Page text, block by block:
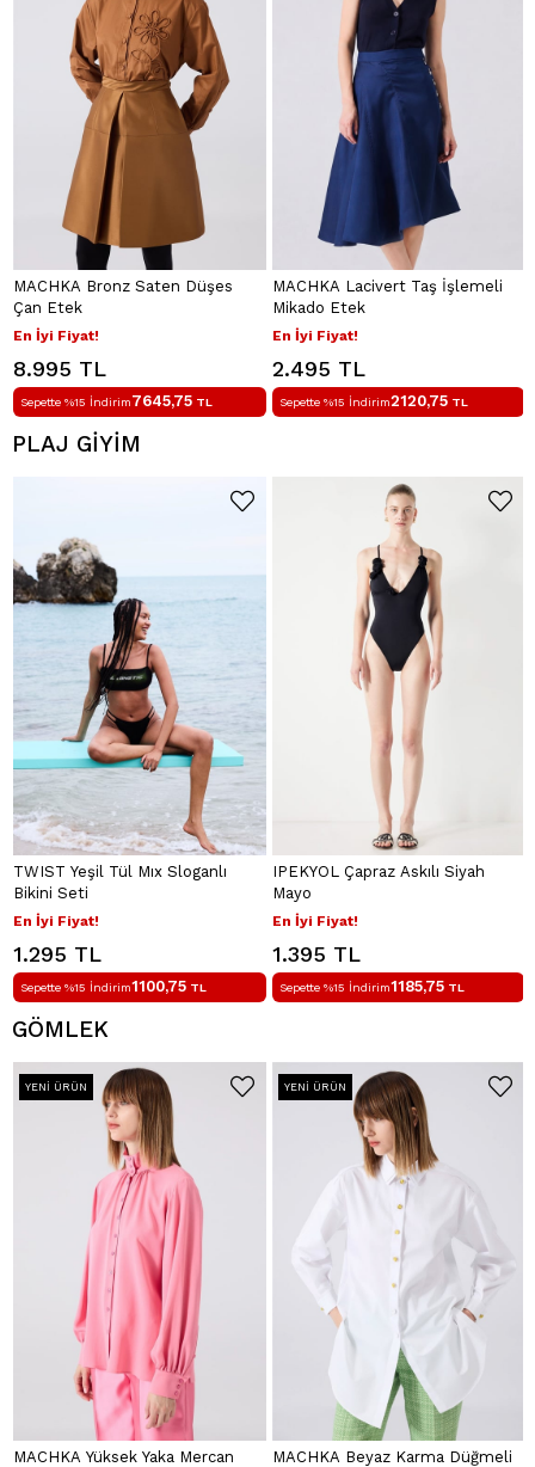
MACHKA Bronz Saten Düşes
Çan Etek
En İyi Fiyat!
8.995 TL
Sepette %15 İndirim7645,75 TL
MACHKA Lacivert Taş İşlemeli
Mikado Etek
En İyi Fiyat!
2.495 TL
Sepette %15 İndirim2120,75TL
PLAJ GİYİM
TWIST Yeşil Tül Mıx Sloganlı
Bikini Seti
En İyi Fiyat!
1.295 TL
Sepette %15 İndirim1100,75 TL
IPEKYOL Çapraz Askılı Siyah
Mayo
En İyi Fiyat!
1.395 TL
Sepette %15 İndirim1185,75TL
GÖMLEK
YENI ÜRÜN
MACHKA Yüksek Yaka Mercan
YENI ÜRÜN
MACHKA Beyaz Karma Düğmeli